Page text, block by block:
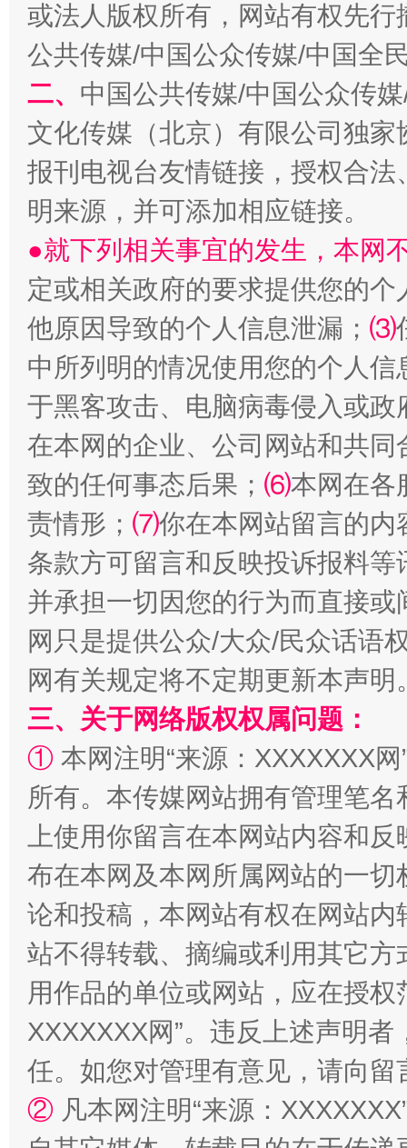
受贿1.44亿！段成刚被判无期 从幼
全民健身五年计划来了！等你上场
阿坝州三大球赛在茂县开幕 规模
扯下公款旅游的“隐身衣” 如何以
或法人版权所有，网站有权先
公共传媒/中国公众传媒/中国全
二、 中国公共传媒/中国公众传
文化传媒（北京）有限公司独
报刊电视台友情链接，授权合
明来源，并可添加相应链接。
●就下列相关事宜的发生，本网
定或相关政府的要求提供您的个
他原因导致的个人信息泄漏； ⑶
中所列明的情况使用您的个人
于黑客攻击、电脑病毒侵入或
在本网的企业、公司网站和共
致的任何事态后果； ⑹本网在各
责情形； ⑺你在本网站留言的内
条款方可留言和反映投诉报料
并承担一切因您的行为而直接
网只是提供公众/大众/民众话语
网有关规定将不定期更新本声明
三、关于网络版权权属问题：
① 本网注明“来源：XXXXXXX
所有。本传媒网站拥有管理笔
上使用你留言在本网站内容和
布在本网及本网所属网站的一
论和投稿，本网站有权在网站
站不得转载、摘编或利用其它
用作品的单位或网站，应在授
XXXXXXX网”。违反上述声明
任。如您对管理有意见，请向
② 凡本网注明“来源：